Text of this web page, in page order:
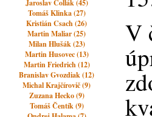
Jaroslav Čollák (45)
Tomáš Klinka (27)
Kristián Csach (26)
Martin Maliar (25)
Milan Hlušák (23)
Martin Husovec (13)
Martin Friedrich (12)
Branislav Gvozdiak (12)
Michal Krajčírovič (9)
Zuzana Hecko (9)
Tomáš Čentík (9)
V